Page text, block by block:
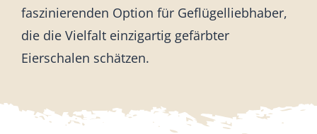
faszinierenden Option für Geflügelliebhaber,
die die Vielfalt einzigartig gefärbter
Eierschalen schätzen.